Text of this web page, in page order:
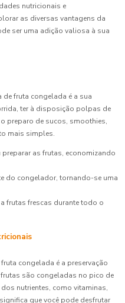
nutricionais e
as diversas vantagens da
ser uma adição valiosa à sua
fruta congelada é a sua
ter à disposição polpas de
preparo de sucos, smoothies,
mais simples.
as frutas, economizando
do congelador, tornando-se uma
frutas frescas durante todo o
congelada é a preservação
são congeladas no pico de
nutrientes, como vitaminas,
que você pode desfrutar